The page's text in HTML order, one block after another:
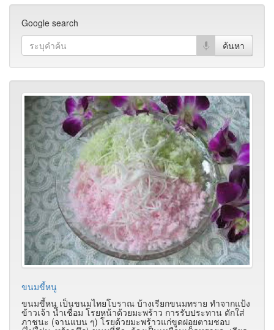
Google search
ขนมขี้หนู
ขนมขี้หนู เป็นขนมไทยโบราณ บ้างเรียกขนมทราย ทำจากแป้ง
ข้าวเจ้า น้ำเชื่อม โรยหน้าด้วยมะพร้าว การรับประทาน ตักใส่
ภาชนะ (จานแบน ๆ) โรยด้วยมะพร้าวแก่ขูดฝอยตามชอบ